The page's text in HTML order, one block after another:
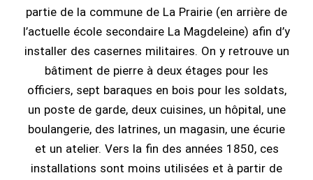
partie de la commune de La Prairie (en arrière de
l’actuelle école secondaire La Magdeleine) afin d’y
installer des casernes militaires. On y retrouve un
bâtiment de pierre à deux étages pour les
officiers, sept baraques en bois pour les soldats,
un poste de garde, deux cuisines, un hôpital, une
boulangerie, des latrines, un magasin, une écurie
et un atelier. Vers la fin des années 1850, ces
installations sont moins utilisées et à partir de